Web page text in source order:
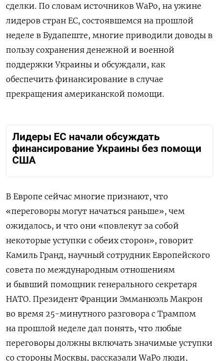
сделки. По словам источников WaPo, на ужине
лидеров стран ЕС, состоявшемся на прошлой
неделе в Будапеште, многие приводили доводы в
пользу сохранения денежной и военной
поддержки Украины и обсуждали, как
обеспечить финансирование в случае
прекращения американской помощи.
Лидеры ЕС начали обсуждать
финансирование Украины без помощи
США
В Европе сейчас многие признают, что
«переговоры могут начаться раньше», чем
ожидалось, и что они «повлекут за собой
некоторые уступки с обеих сторон», говорит
Камиль Гранд, научный сотрудник Европейского
совета по международным отношениям
и бывший помощник генерального секретаря
НАТО. Президент Франции Эмманюэль Макрон
во время 25-минутного разговора с Трампом
на прошлой неделе дал понять, что любые
переговоры должны включать значимые уступки
со стороны Москвы, рассказали WaPo люди,